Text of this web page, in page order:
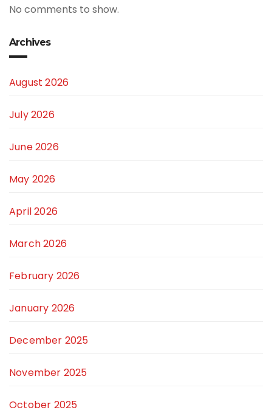
No comments to show.
Archives
August 2026
July 2026
June 2026
May 2026
April 2026
March 2026
February 2026
January 2026
December 2025
November 2025
October 2025